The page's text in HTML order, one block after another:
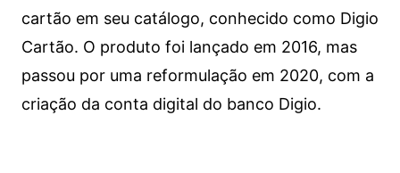
cartão em seu catálogo, conhecido como Digio
Cartão. O produto foi lançado em 2016, mas
passou por uma reformulação em 2020, com a
criação da conta digital do banco Digio.